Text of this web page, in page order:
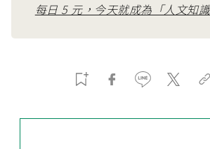
每日 5 元，今天就成為「人文知